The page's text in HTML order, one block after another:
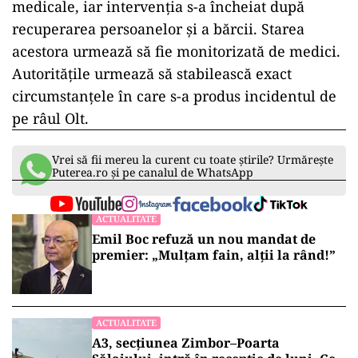
medicale, iar intervenția s-a încheiat după
recuperarea persoanelor și a bărcii. Starea
acestora urmează să fie monitorizată de medici.
Autoritățile urmează să stabilească exact
circumstanțele în care s-a produs incidentul de
pe râul Olt.
Vrei să fii mereu la curent cu toate știrile? Urmărește
Puterea.ro și pe canalul de WhatsApp
ACTUALITATE
Emil Boc refuză un nou mandat de
premier: „Mulțam fain, alții la rând!”
ACTUALITATE
A3, secțiunea Zimbor–Poarta